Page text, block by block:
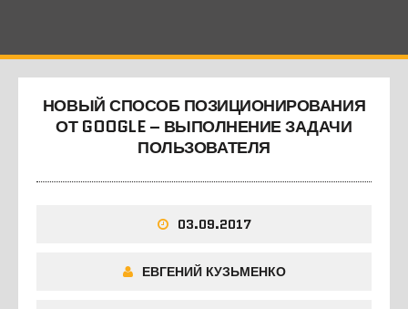
НОВЫЙ СПОСОБ ПОЗИЦИОНИРОВАНИЯ
ОТ GOOGLE – ВЫПОЛНЕНИЕ ЗАДАЧИ
ПОЛЬЗОВАТЕЛЯ
03.09.2017
ЕВГЕНИЙ КУЗЬМЕНКО